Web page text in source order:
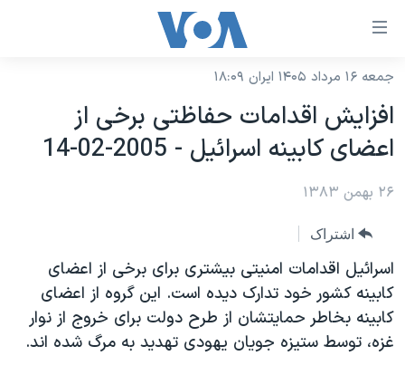
لینکهای
دسترسی
جهش
به
محتوای
اصلی
جهش
صفحه
اصلی
جهش
جستجو
نسخه سبک وب‌سایت
موضوع ها
ایران
آمریکا
جهان
ورزشی
گزیده‌ها
برنامه های تلویزیونی
جدول برنامه ها
صفحه‌های ویژه
جام جهانی ۲۰۲۶
عملیات خشم حماسی
فرکانس‌های صدای آمریکا
پخش رادیویی
جمعه ۱۶ مرداد ۱۴۰۵ ایران ۱۸:۰۹
افزايش اقدامات حفاظتی برخی از
اعضای کابينه اسرائيل - 2005-02-14
۲۶ بهمن ۱۳۸۳
اشتراک
اسرائيل اقدامات امنيتی بيشتری برای برخی از اعضای
کابينه کشور خود تدارک ديده است. اين گروه از اعضای
کابينه بخاطر حمايتشان از طرح دولت برای خروج از نوار
غزه، توسط ستيزه جويان يهودی تهديد به مرگ شده اند.